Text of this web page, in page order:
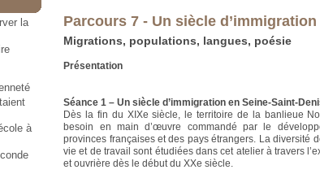
la
à
Parcours 7 - Un siècle
Migrations, populations, langues, poésie
Présentation
Séance 1 – Un siècle d’immigration en Seine-Saint-
Dès la fin du XIXe siècle, le territoire de la banlieue
besoin en main d’œuvre commandé par le
provinces françaises et des pays étrangers. La diversité
vie et de travail sont étudiées dans cet atelier à travers
et ouvrière dès le début du XXe siècle.